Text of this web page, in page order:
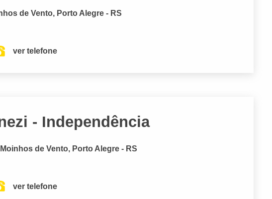
de Vento, Porto Alegre - RS
ver telefone
- Independência
de Vento, Porto Alegre - RS
ver telefone